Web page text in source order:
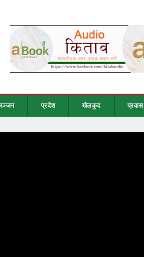
प्रदेश खेलकुद प्रवास